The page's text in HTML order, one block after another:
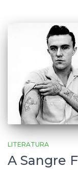
LITERATURA
A Sangre